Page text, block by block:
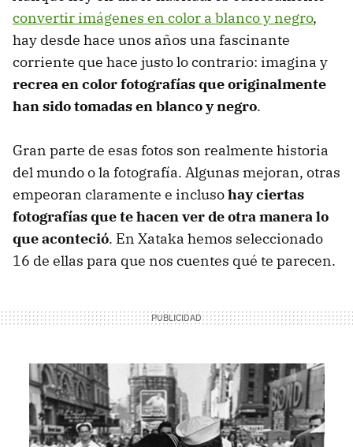
convertir imágenes en color a blanco y negro,
hay desde hace unos años una fascinante
corriente que hace justo lo contrario: imagina y
recrea en color fotografías que originalmente
han sido tomadas en blanco y negro.
Gran parte de esas fotos son realmente historia
del mundo o la fotografía. Algunas mejoran, otras
empeoran claramente e inclusohay ciertas
fotografías que te hacen ver de otra manera lo
que aconteció. En Xataka hemos seleccionado
16 de ellas para que nos cuentes qué te parecen.